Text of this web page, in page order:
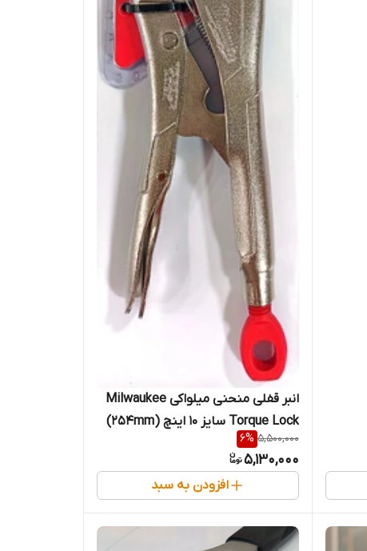
انبر قفلی منحنی میلواکی Milwaukee
Torque Lock سایز 10 اینچ (254mm)
– فولاد کروم‌مولیبدن (قسطی)
5,500,000
6%
5,130,000
افزودن به سبد